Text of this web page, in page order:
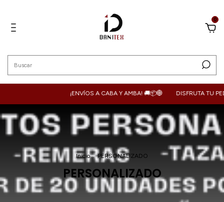
0
¡ENVÍOS A CABA Y AMBA! 🚚📦🌐 DISFRUTA TU PEDIDO
Inicio . PERSONALIZADO
PERSONALIZADO